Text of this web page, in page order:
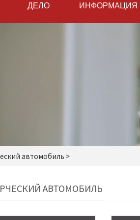
ДЕЛО ИНФОРМАЦИЯ
автомобиль >
АВТОМОБИЛЬ